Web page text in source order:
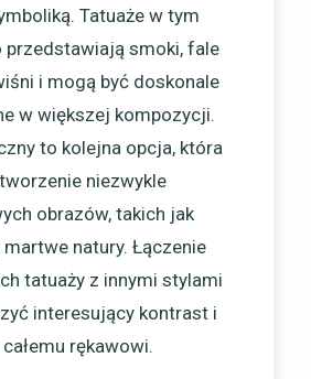
Tatuaże w tym
smoki, fale
i mogą być doskonale
w większej kompozycji.
to kolejna opcja, która
niezwykle
obrazów, takich jak
natury. Łączenie
tatuaży z innymi stylami
interesujący kontrast i
rękawowi.